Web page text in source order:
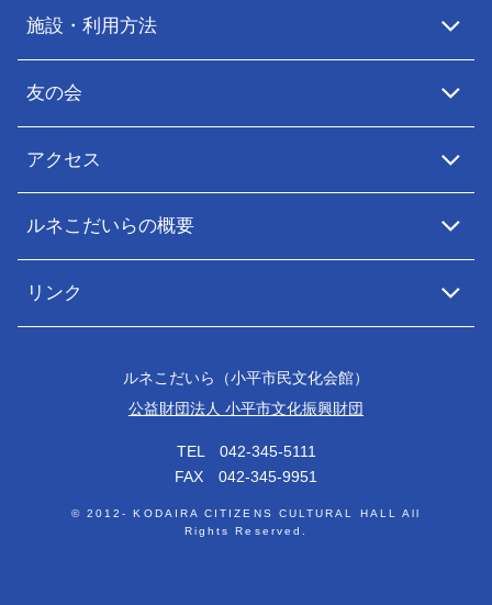
施設・利用方法
友の会
アクセス
ルネこだいらの概要
リンク
ルネこだいら（小平市民文化会館）
公益財団法人 小平市文化振興財団
TEL 042-345-5111
FAX 042-345-9951
© 2012- KODAIRA CITIZENS CULTURAL HALL All
Rights Reserved.